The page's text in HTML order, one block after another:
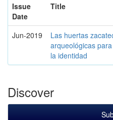
Issue
Date
Title
Jun-2019
Las huertas
arqueológicas
la identidad
Discover